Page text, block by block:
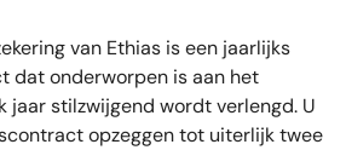
van Ethias is een jaarlijks
dat onderworpen is aan het
jaar stilzwijgend wordt verlengd. U
opzeggen tot uiterlijk twee